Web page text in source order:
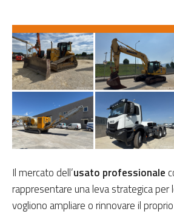
Il mercato dell’usato professionale
rappresentare una leva strategica per
vogliono ampliare o rinnovare il